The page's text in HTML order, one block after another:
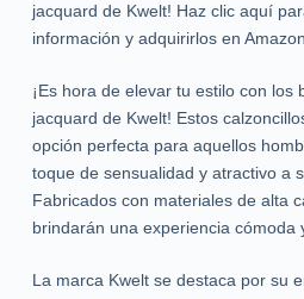
jacquard de Kwelt! Haz clic aquí
información y adquirirlos en
¡Es hora de elevar tu estilo con los
jacquard de Kwelt! Estos
opción perfecta para aquellos
toque de sensualidad y atractivo a
Fabricados con materiales de alta
brindarán una experiencia cómoda
La marca Kwelt se destaca por su